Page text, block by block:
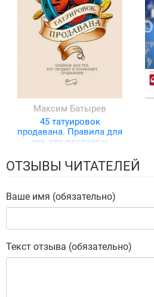
Максим Батырев
45 татуировок
продавана. Правила для
тех, кто продает и
ОТЗЫВЫ ЧИТАТЕЛЕЙ
Ваше имя (обязательно)
Текст отзыва (обязательно)